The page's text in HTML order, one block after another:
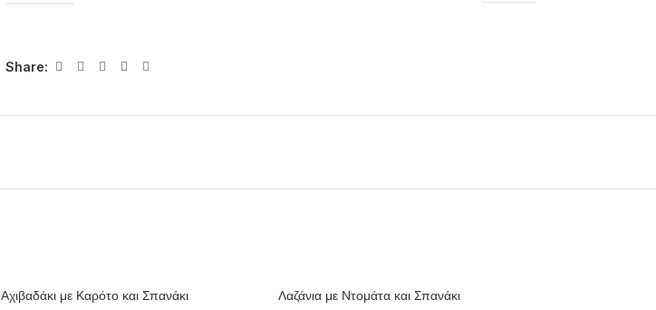
Share:
Αχιβαδάκι με Καρότο και Σπανάκι Λαζάνια με Ντομάτα και Σπανάκι